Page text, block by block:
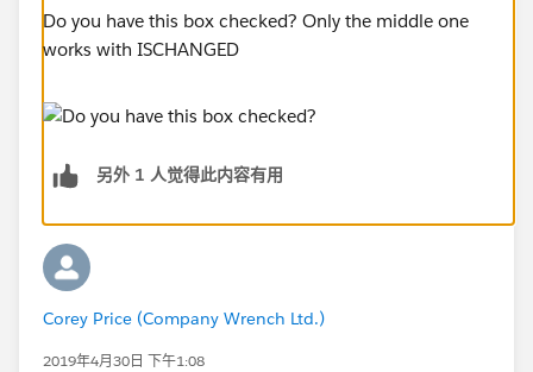
Do you have this box checked? Only the middle one
works with ISCHANGED
另外 1 人觉得此内容有用
Corey Price (Company Wrench Ltd.)
2019年4月30日 下午1:08